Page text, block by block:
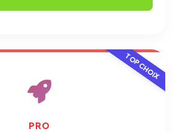
TOP CHOIX
PRO